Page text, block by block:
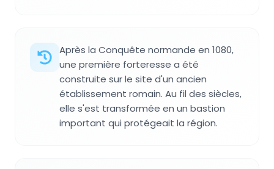
Après la Conquête normande en 1080,
une première forteresse a été
construite sur le site d'un ancien
établissement romain. Au fil des siècles,
elle s'est transformée en un bastion
important qui protégeait la région.